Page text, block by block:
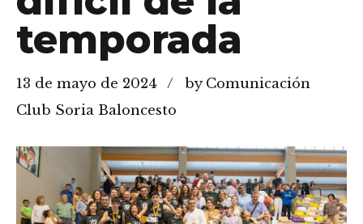
temporada
13 de mayo de 2024
by Comunicación
Club Soria Baloncesto